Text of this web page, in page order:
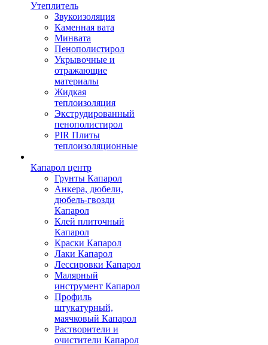
Утеплитель
Звукоизоляция
Каменная вата
Минвата
Пенополистирол
Укрывочные и
отражающие
материалы
Жидкая
теплоизоляция
Экструдированный
пенополистирол
PIR Плиты
теплоизоляционные
Капарол центр
Грунты Капарол
Анкера, дюбели,
дюбель-гвозди
Капарол
Клей плиточный
Капарол
Краски Капарол
Лаки Капарол
Лессировки Капарол
Малярный
инструмент Капарол
Профиль
штукатурный,
маячковый Капарол
Растворители и
очистители Капарол